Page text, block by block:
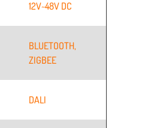
12V~48V DC
BLUETOOTH,
ZIGBEE
DALI